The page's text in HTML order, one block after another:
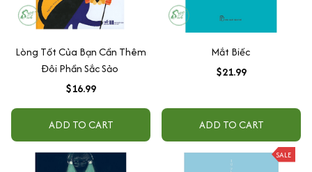
Lòng Tốt Của Bạn Cần Thêm
Đôi Phần Sắc Sảo
$16.99
ADD TO CART
Mắt Biếc
$21.99
ADD TO CART
SALE